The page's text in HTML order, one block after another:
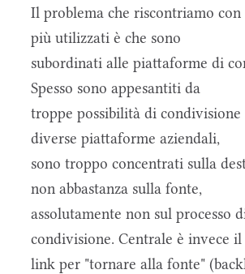
Il problema che riscontriamo
più utilizzati è che sono
subordinati alle piattaforme di
Spesso sono appesantiti da
troppe possibilità di condivisione
diverse piattaforme aziendali,
sono troppo concentrati sulla
non abbastanza sulla fonte,
assolutamente non sul processo
condivisione. Centrale è invece il
link per "tornare alla fonte"